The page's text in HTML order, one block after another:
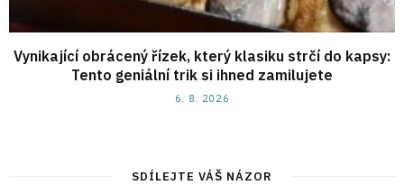
Vynikající obrácený řízek, který klasiku strčí do kapsy:
Tento geniální trik si ihned zamilujete
6. 8. 2026
SDÍLEJTE VÁŠ NÁZOR